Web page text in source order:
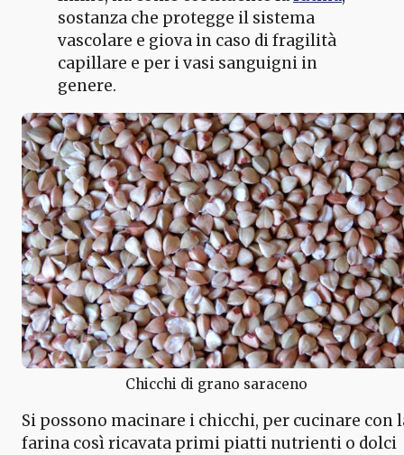
sostanza che protegge il sistema
vascolare e giova in caso di fragilità
capillare e per i vasi sanguigni in
genere.
Chicchi di grano saraceno
Si possono macinare i chicchi, per cucinare con
farina così ricavata primi piatti nutrienti o dolci